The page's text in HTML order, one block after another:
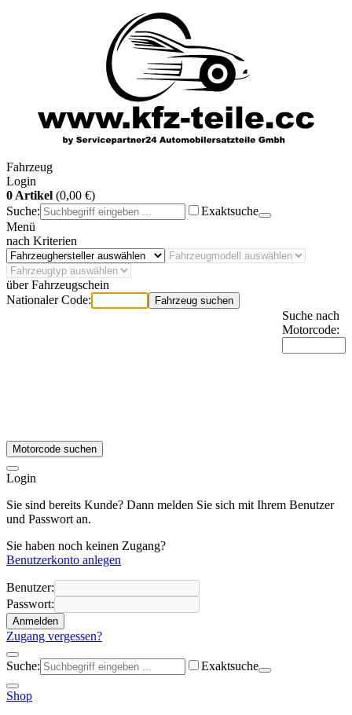
Fahrzeug
Login
0 Artikel (0,00 €)
Suche:
Exaktsuche
Menü
nach Kriterien
über Fahrzeugschein
Nationaler Code:
Fahrzeug suchen
Suche nach
Motorcode:
Motorcode suchen
Login
Sie sind bereits Kunde? Dann melden Sie sich mit Ihrem Benutzer
und Passwort an.
Sie haben noch keinen Zugang?
Benutzerkonto anlegen
Benutzer:
Passwort:
Anmelden
Zugang vergessen?
Suche: Exaktsuche
Shop